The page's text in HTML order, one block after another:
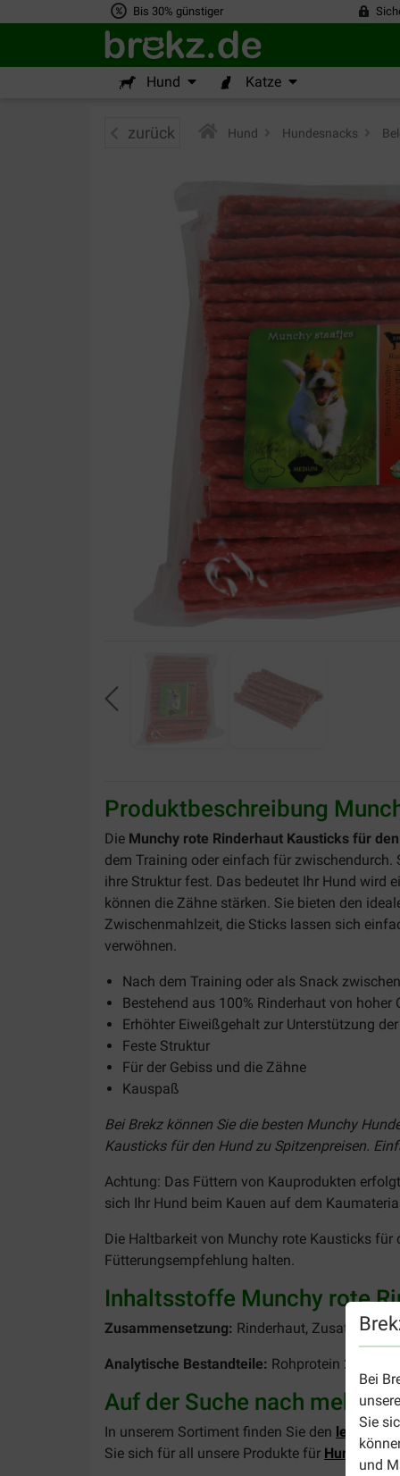
Bis 30% günstiger
Hund Katze
Bei
Sie
und
zurück Hund Hundesnacks
Produktbeschreibung
Die Munchy rote Rinderhaut Kausticks für
dem Training oder einfach für
ihre Struktur fest. Das bedeutet Ihr Hund wird
können die Zähne stärken. Sie bieten den
Zwischenmahlzeit, die Sticks lassen sich
verwöhnen.
Nach dem Training oder als Snack
Bestehend aus 100% Rinderhaut von hoher
Erhöhter Eiweißgehalt zur Unterstützung
Feste Struktur
Für der Gebiss und die Zähne
Kauspaß
Bei Brekz können Sie die besten Munchy
Kausticks für den Hund zu Spitzenpreisen.
Achtung: Das Füttern von Kauprodukten
sich Ihr Hund beim Kauen auf dem
Die Haltbarkeit von Munchy rote Kausticks für
Fütterungsempfehlung halten.
Inhaltsstoffe Munchy rote
Zusammensetzung: Rinderhaut, Zusatz:
Analytische Bestandteile: Rohprotein 20%,
Auf der Suche nach mehr?
In unserem Sortiment finden Sie den leckeren
Sie sich für all unsere Produkte für Hunde?